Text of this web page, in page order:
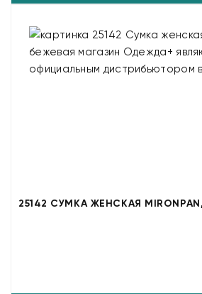
25142 СУМКА ЖЕНСКАЯ